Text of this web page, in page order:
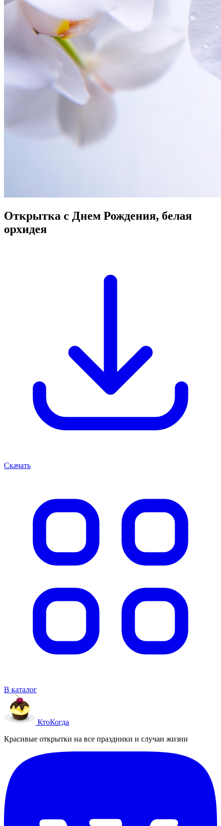
Открытка с Днем Рождения, белая
орхидея
Скачать
В каталог
КтоКогда
Красивые открытки на все праздники и случаи жизни